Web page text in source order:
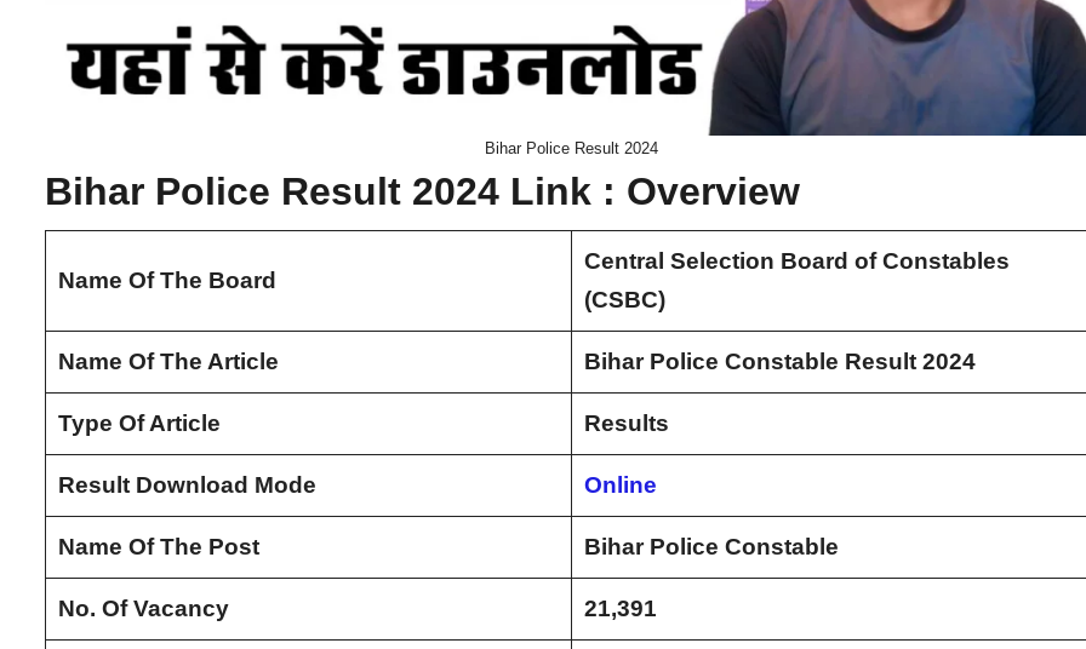
Bihar Police Result 2024
Bihar Police Result 2024 Link : Overview
Name Of The Board
Central Selection Board of Constables
(CSBC)
Name Of The Article Bihar Police Constable Result 2024
Type Of Article Results
Result Download Mode Online
Name Of The Post Bihar Police Constable
No. Of Vacancy 21,391